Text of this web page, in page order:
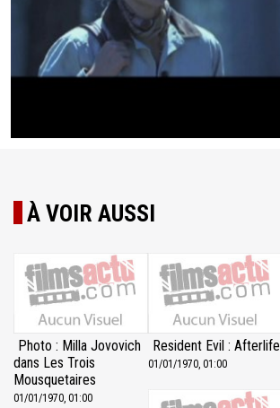
À VOIR AUSSI
Photo : Milla Jovovich
dans Les Trois
Mousquetaires
01/01/1970, 01:00
Resident Evil : Afterlife
01/01/1970, 01:00